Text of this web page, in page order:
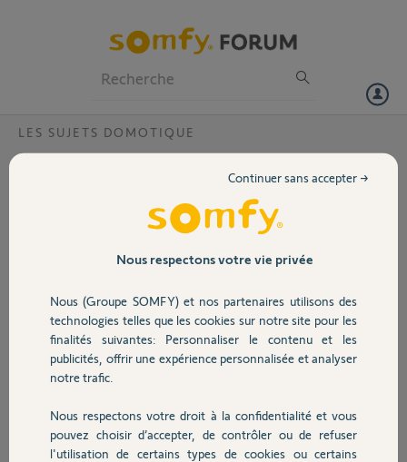
Volet
Sécurité
Domotique
Chauffage
LES SUJETS DOMOTIQUE
J aimerai réinitialiser une box que je viens d acheter d occasion
Sébastien
il y a plus de 9 ans
Participer au fil de discussion
Bonjour Sébastien,
Nous respectons votre vie privée
Nous (Groupe SOMFY) et nos partenaires utilisons des
technologies telles que les cookies sur notre site pour les
finalités suivantes: Personnaliser le contenu et les
publicités, offrir une expérience personnalisée et analyser
notre trafic.
Nous respectons votre droit à la confidentialité et vous
pouvez choisir d’accepter, de contrôler ou de refuser
l'utilisation de certains types de cookies ou certains
Continuer sans accepter →